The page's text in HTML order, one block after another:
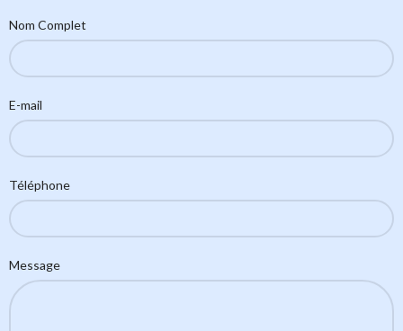
Nom Complet
E-mail
Téléphone
Message